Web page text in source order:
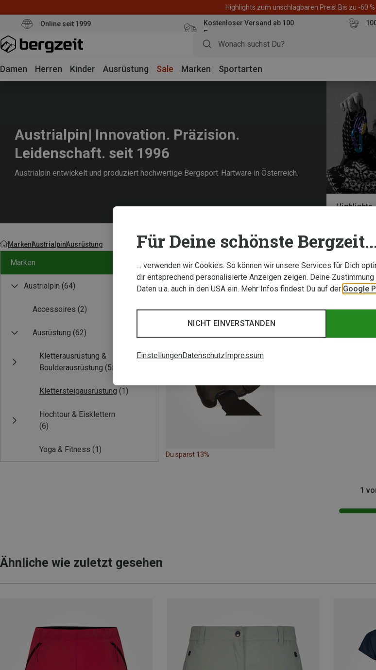
Highlights zum unschlagbaren Preis! Bis zu -60
Online seit 1999
Kostenloser Versand ab 100
Euro
Damen Herren Kinder Ausrüstung Sale Marken Sportarten
Austrialpin| Innovation. Präzision.
Leidenschaft. seit 1996
Austrialpin entwickelt und produziert hochwertige Bergsport-Hartware in Österreich.
Highlights
MarkenAustrialpinAusrüstung
Marken
Austrialpin (64)
Accessoires (2)
Ausrüstung (62)
Kletterausrüstung &
Boulderausrüstung (55)
Klettersteigausrüstung (1)
Hochtour & Eisklettern
(6)
Yoga & Fitness (1)
Du sparst 13%
1
Ähnliche wie zuletzt gesehen
Für Deine schönste
… verwenden wir Cookies. So können wir unsere Services für Dich
dir entsprechend personalisierte Anzeigen zeigen. Deine
Daten u.a. auch in den USA ein. Mehr Infos findest Du auf der Google
NICHT EINVERSTANDEN
EinstellungenDatenschutzImpressum